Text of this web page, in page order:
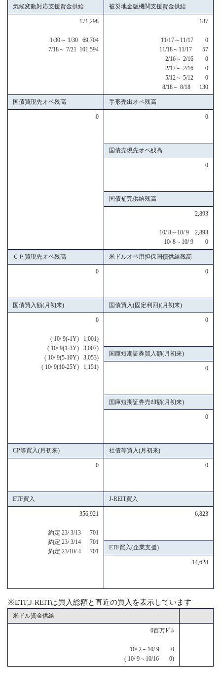
気候変動対応支援資金供給 被災地金融機関支援資金供給
171,298
1/30～ 1/30 69,704
7/18～ 7/21 101,594
187
11/17～11/17 0
11/18～11/17 57
2/16～ 2/16 0
2/17～ 2/16 0
5/12～ 5/12 0
8/18～ 8/18 130
国債買現先オペ残高 手形売出オペ残高
0 0
国債売現先オペ残高
0
国債補完供給残高
2,893
10/ 8～10/ 9 2,893
10/ 8～10/ 9 0
ＣＰ買現先オペ残高 米ドルオペ用担保国債供給残高
0 0
国債買入額(月初来) 国債買入(固定利回)(月初来)
0
( 10/ 9(-1Y) 1,001)
( 10/ 9(1-3Y) 3,007)
( 10/ 9(5-10Y) 3,053)
( 10/ 9(10-25Y) 1,151)
0
国庫短期証券買入額(月初来)
0
国庫短期証券売却額(月初来)
0
CP等買入(月初来) 社債等買入(月初来)
0 0
ETF買入 J-REIT買入
356,921
約定 23/ 3/13 701
約定 23/ 3/14 701
約定 23/10/ 4 701
6,823
ETF買入(企業支援)
14,628
※ETF,J-REITは買入総額と直近の買入を表示しています
米ドル資金供給
0百万ﾄﾞﾙ
10/ 2～10/ 9 0
( 10/ 9～10/16 0)